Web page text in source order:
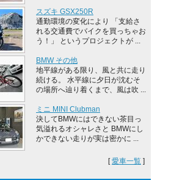
スズキ GSX250R
通勤環境の変化により 「支給さ
れる交通費でバイクを買っちゃお
う！」 というプロジェクトが ...
BMW その他
地平線がある限り、風と共に走り
続ける。 水平線に夕日が沈むそ
の場所へ辿り着くまで、風は吹 ...
ミニ MINI Clubman
決してBMWにはできない茶目っ
気溢れるオシャレさと BMWにし
かできない走りが実は密かに ...
[愛車一覧 ]